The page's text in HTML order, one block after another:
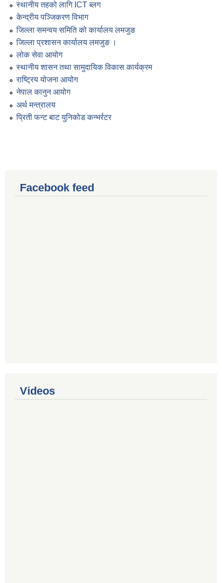
स्थानीय तहको लागि ICT ब्लग
केन्द्रीय पञ्जिकरण विभाग
जिल्ला समन्वय समिति को कार्यालय लमजुङ
जिल्ला प्रशासन कार्यालय लमजुङ ।
लोक सेवा आयोग
स्थानीय शासन तथा सामुदायिक विकास कार्यक्रम
राष्ट्रिय योजना आयोग
नेपाल कानुन आयोग
अर्थ मन्त्रालय
प्रिती फन्ट बाट युनिकोड कन्भर्रटर
Facebook feed
Videos